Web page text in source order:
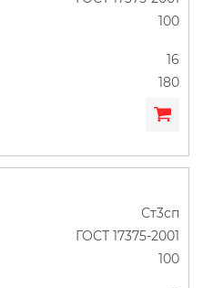
100
16
180
Ст3сп
ГОСТ 17375-2001
100